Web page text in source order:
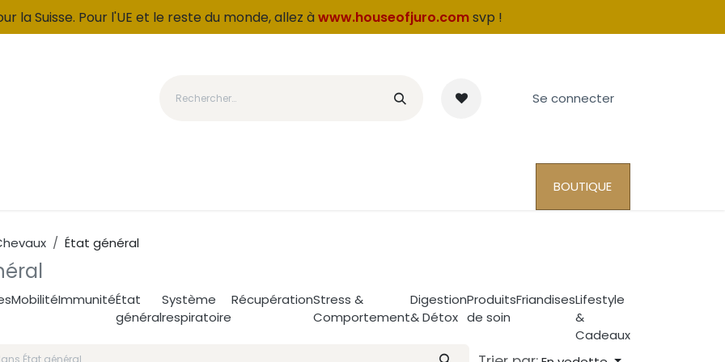
la Suisse. Pour l'UE et le reste du monde, allez à www.houseofjuro.comsvp !
Se connecter
BOUTIQUE
État général
MobilitéImmunitéÉtat
général
Système
respiratoire
RécupérationStress &
Comportement
Digestion
& Détox
Produits
de soin
FriandisesLifestyle
&
Cadeaux